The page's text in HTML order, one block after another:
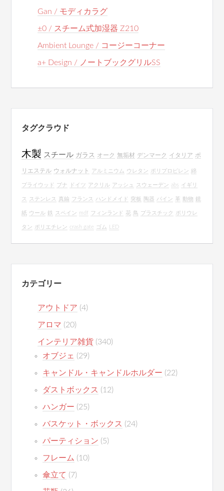
Gan / モディカラグ
±0 / スチーム式加湿器 Z210
Ambient Lounge / コージーコーナー
a+ Design / ノートブックグリルSS
タグクラウド
木製 スチール ガラス オーク 無垢材 デンマーク イタリア ポ
リエステル ウォルナット アルミニウム ウレタン ポリプロピレン 綿
プライウッド ブナ ドイツ アクリル アッシュ スウェーデン abs イギリ
ス ステンレス 真鍮 フランス ハンドメイド 突板 陶器 パイン 革 動物 鏡
紙 ウール 鉄 スペイン mdf フィンランド 花 鳥 プラスチック ポリウレ
タン ポリエチレン crash gate ゴム LED
カテゴリー
アウトドア (4)
アロマ (20)
インテリア雑貨 (340)
オブジェ (29)
キャンドル・キャンドルホルダー (22)
ダストボックス (12)
ハンガー (25)
バスケット・ボックス (24)
パーティション (5)
フレーム (10)
傘立て (7)